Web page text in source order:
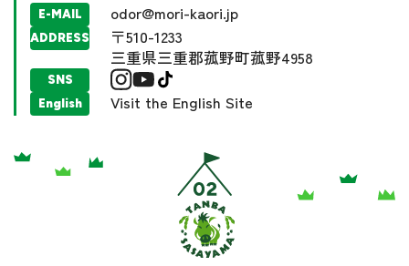
E-MAIL odor@mori-kaori.jp
ADDRESS
〒510-1233
三重県三重郡菰野町菰野4958
SNS
English
Visit the English Site